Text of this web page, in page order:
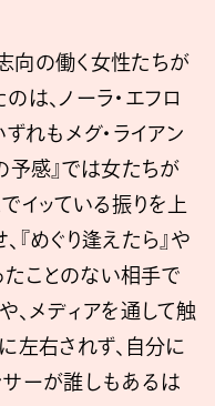
向の働く女性たちが
は、ノーラ・エフロ
れもメグ・ライアン
予感』では女たちが
イッている振りを上
『めぐり逢えたら』や
たことのない相手で
、メディアを通して触
左右されず、自分に
ーが誰しもあるは